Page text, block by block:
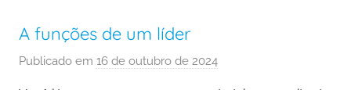
A funções de um líder
Publicado em 16 de outubro de 2024